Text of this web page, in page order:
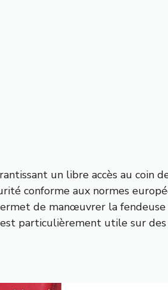
un libre accès au coin
conforme aux normes
de manœuvrer la fendeuse
particulièrement utile sur des